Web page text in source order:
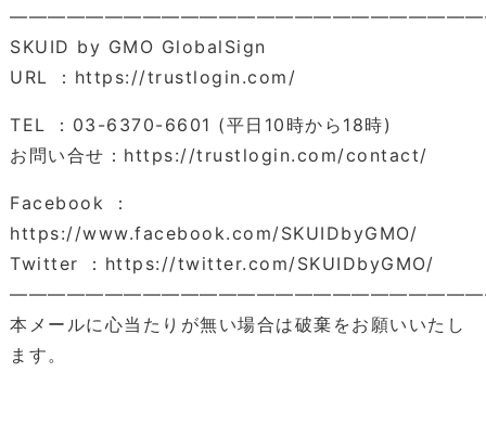
SKUID by GMO GlobalSign
URL ：https://trustlogin.com/
TEL ：03-6370-6601 (平日10時から18時)
お問い合せ：https://trustlogin.com/contact/
Facebook ：
https://www.facebook.com/SKUIDbyGMO/
Twitter ：https://twitter.com/SKUIDbyGMO/
本メールに心当たりが無い場合は破棄をお願いいたし
ます。